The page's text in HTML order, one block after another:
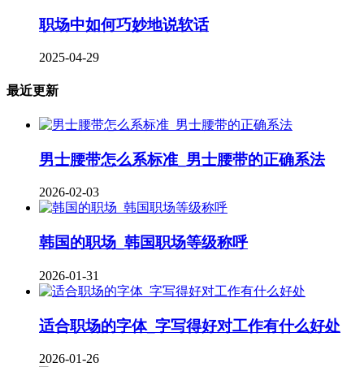
职场中如何巧妙地说软话
2025-04-29
最近更新
男士腰带怎么系标准_男士腰带的正确系法
2026-02-03
韩国的职场_韩国职场等级称呼
2026-01-31
适合职场的字体_字写得好对工作有什么好处
2026-01-26